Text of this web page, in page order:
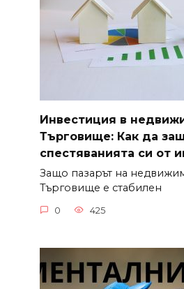
Инвестиция в
Търговище: Как да
спестяванията си от
Защо пазарът на
Търговище е стабилен
0 425